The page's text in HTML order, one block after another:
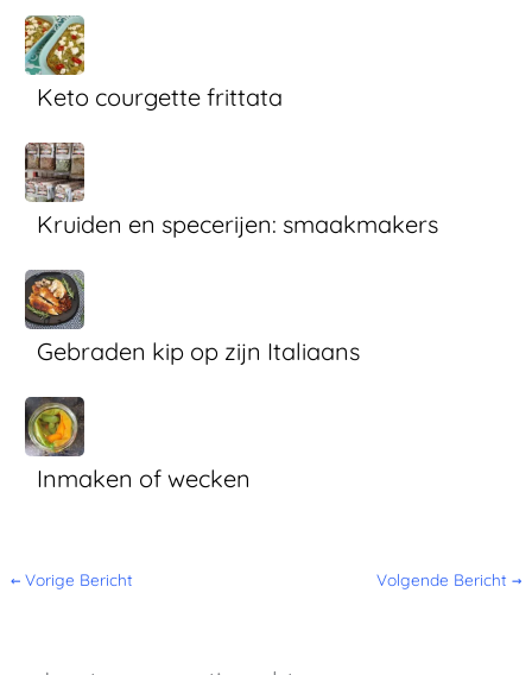
Keto courgette frittata
Kruiden en specerijen: smaakmakers
Gebraden kip op zijn Italiaans
Inmaken of wecken
← Vorige Bericht Volgende Bericht →